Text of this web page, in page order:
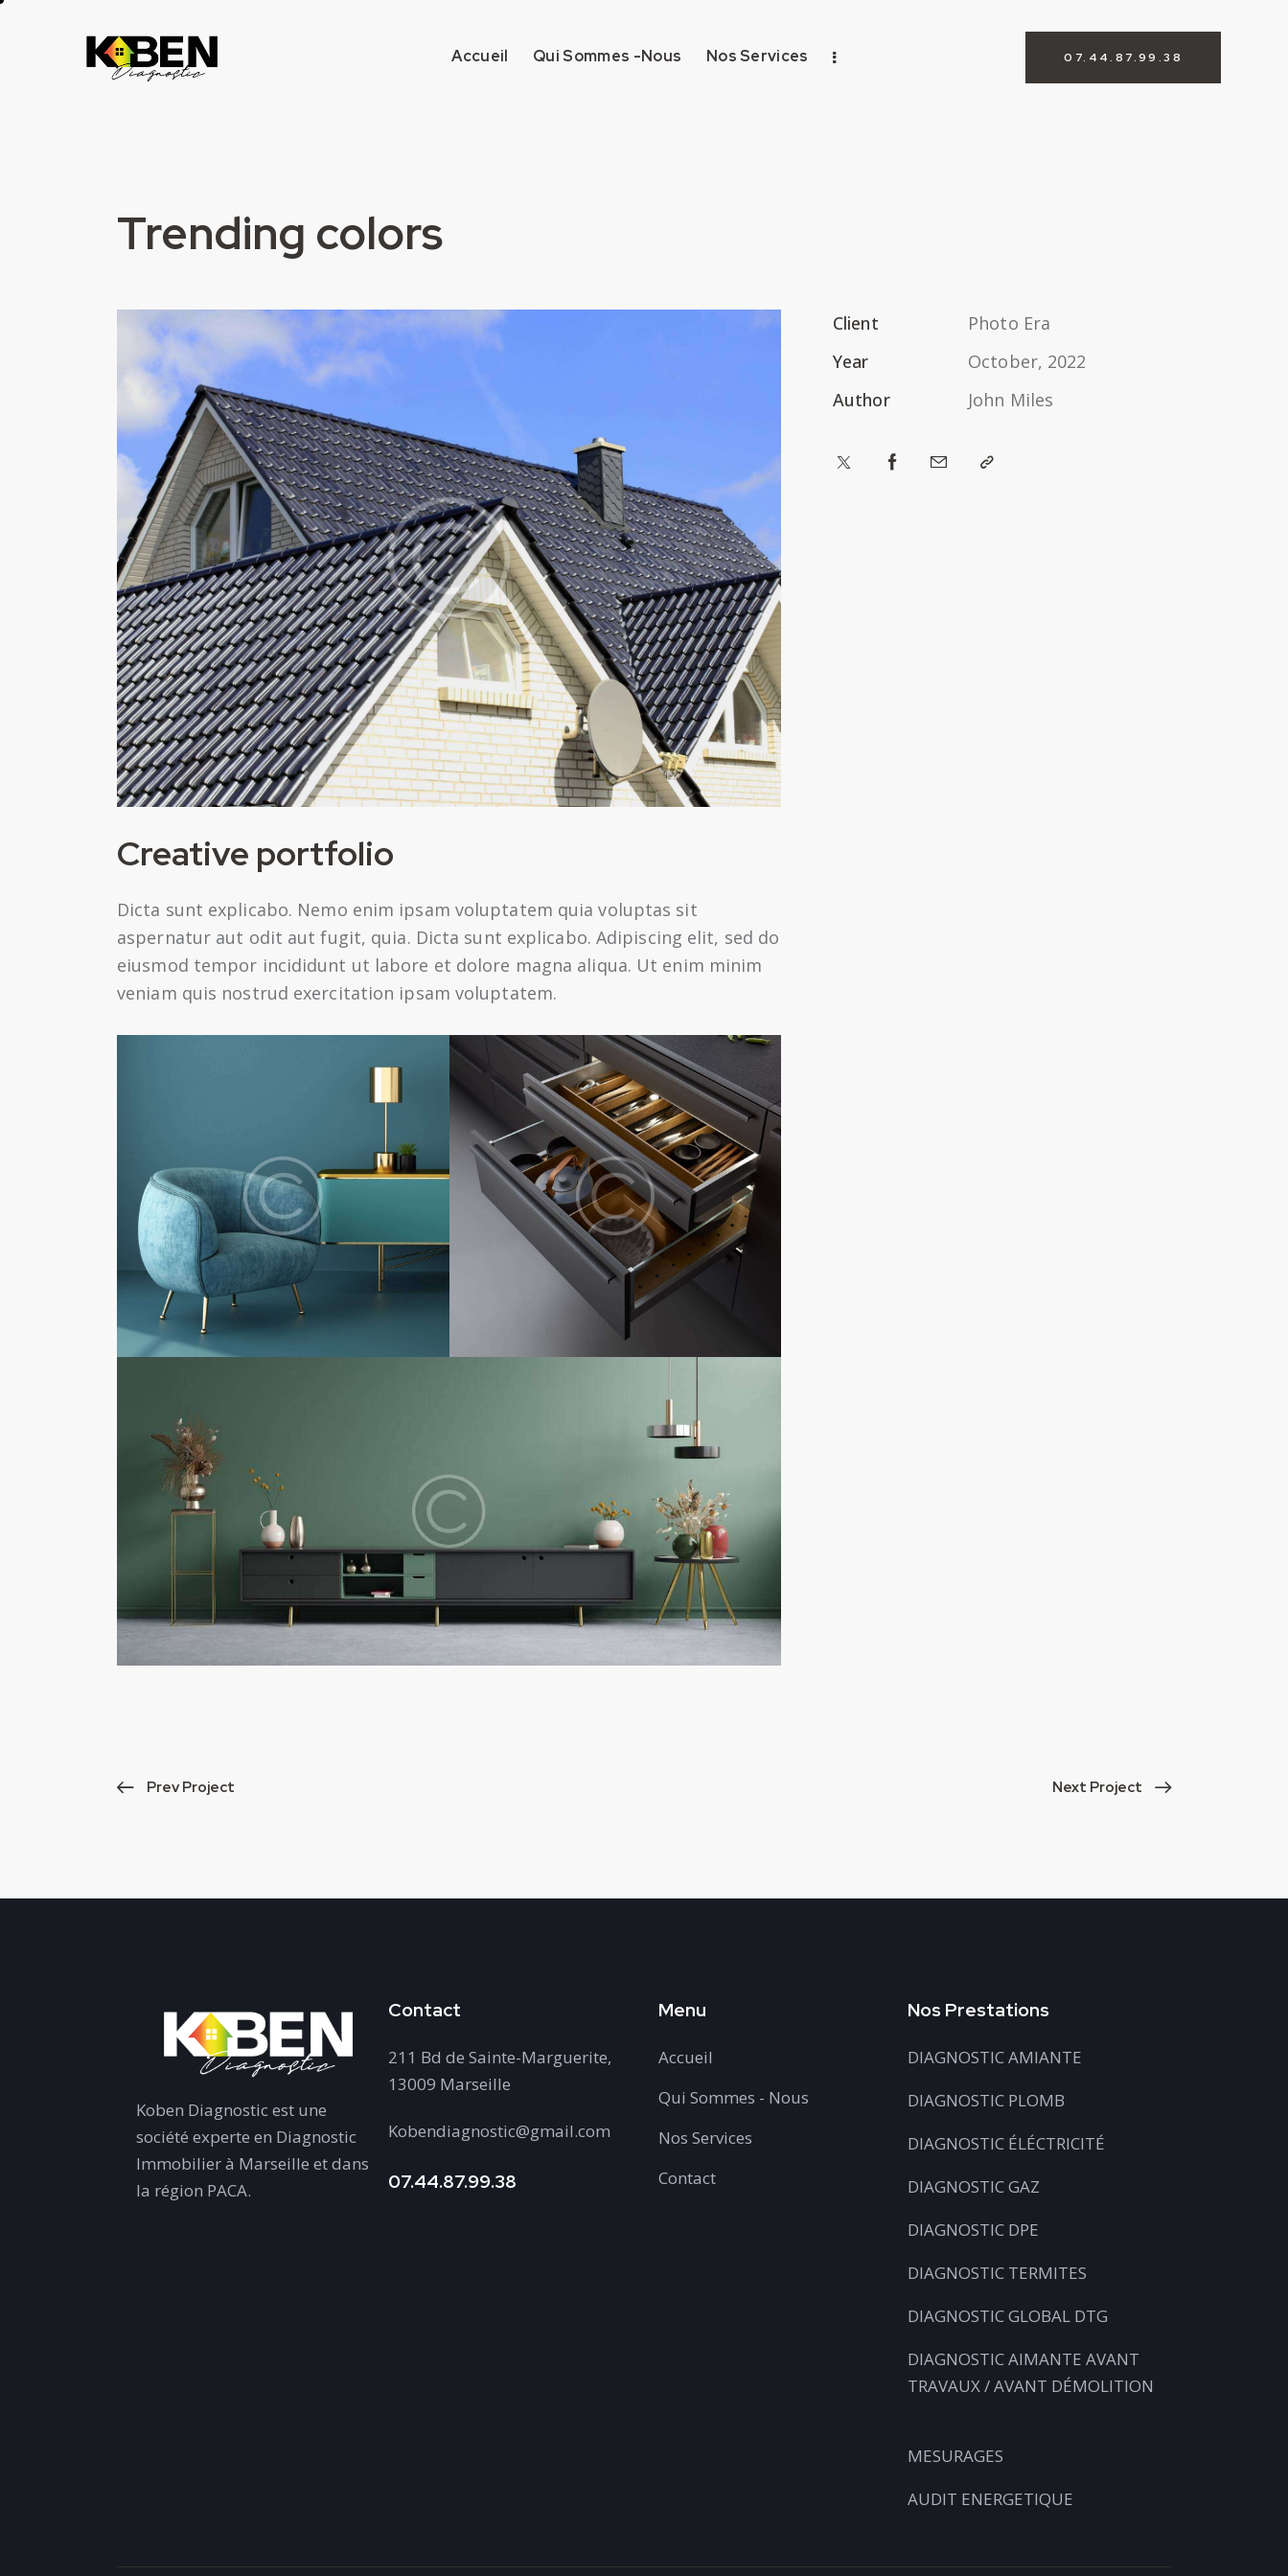
Accueil Qui Sommes -Nous Nos Services 07.44.87.99.38
Trending colors
Creative portfolio
Dicta sunt explicabo. Nemo enim ipsam voluptatem quia voluptas sit
aspernatur aut odit aut fugit, quia. Dicta sunt explicabo. Adipiscing elit, sed do
eiusmod tempor incididunt ut labore et dolore magna aliqua. Ut enim minim
veniam quis nostrud exercitation ipsam voluptatem.
Client
Photo Era
Year
October, 2022
Author
John Miles
Prev Project Next Project
Koben Diagnostic est une
société experte en Diagnostic
Immobilier à Marseille et dans
la région PACA.
Contact
211 Bd de Sainte-Marguerite,
13009 Marseille
Kobendiagnostic@gmail.com
07.44.87.99.38
Menu
Accueil
Qui Sommes - Nous
Nos Services
Contact
Nos Prestations
DIAGNOSTIC AMIANTE
DIAGNOSTIC PLOMB
DIAGNOSTIC ÉLÉCTRICITÉ
DIAGNOSTIC GAZ
DIAGNOSTIC DPE
DIAGNOSTIC TERMITES
DIAGNOSTIC GLOBAL DTG
DIAGNOSTIC AIMANTE AVANT
TRAVAUX / AVANT DÉMOLITION
MESURAGES
AUDIT ENERGETIQUE